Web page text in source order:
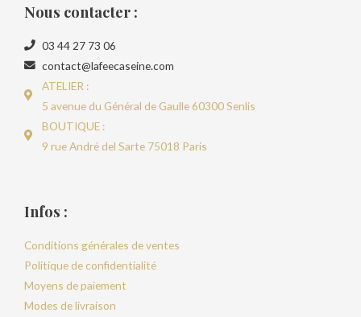
Nous contacter :
03 44 27 73 06
contact@lafeecaseine.com
ATELIER :
5 avenue du Général de Gaulle 60300 Senlis
BOUTIQUE :
9 rue André del Sarte 75018 Paris
Infos :
Conditions générales de ventes
Politique de confidentialité
Moyens de paiement
Modes de livraison